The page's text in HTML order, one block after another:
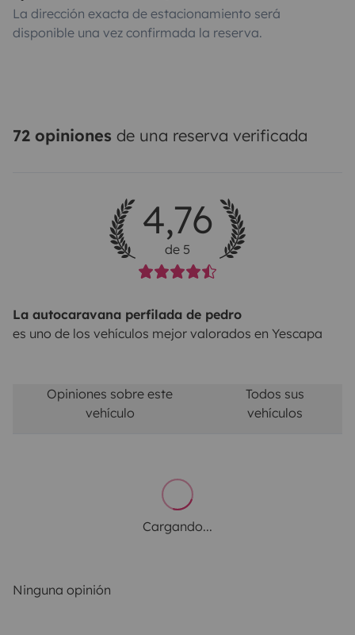
La dirección exacta de estacionamiento será
disponible una vez confirmada la reserva.
72 opiniones de una reserva verificada
4,76
de 5
La autocaravana perfilada de pedro
es uno de los vehículos mejor valorados en Yescapa
Opiniones sobre este
vehículo
Todos sus
vehículos
Cargando...
Ninguna opinión